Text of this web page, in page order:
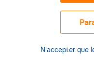
N'accepter que
Assurance au tiers ou
uelle différence et
Lire la suite